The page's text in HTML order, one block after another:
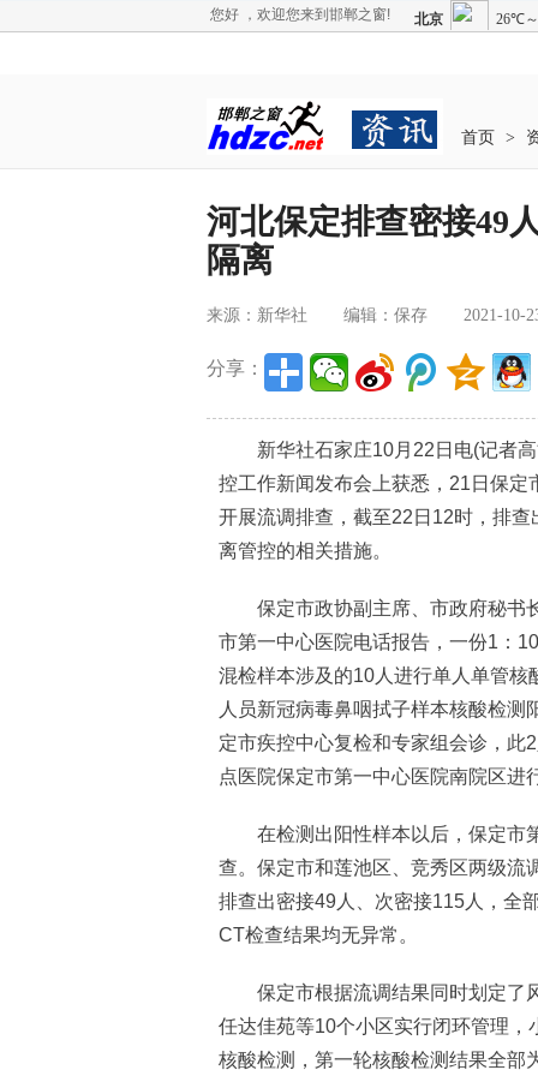
您好 ，欢迎您来到邯郸之窗!
首页 >
河北保定排查密接49
隔离
来源：新华社 编辑：保存 2021-10-
分享：
新华社石家庄10月22日电(记者高
控工作新闻发布会上获悉，21日保
开展流调排查，截至22日12时，排
离管控的相关措施。
保定市政协副主席、市政府秘书
市第一中心医院电话报告，一份1：
混检样本涉及的10人进行单人单管
人员新冠病毒鼻咽拭子样本核酸检
定市疾控中心复检和专家组会诊，此
点医院保定市第一中心医院南院区进
在检测出阳性样本以后，保定市
查。保定市和莲池区、竞秀区两级流
排查出密接49人、次密接115人，全
CT检查结果均无异常。
保定市根据流调结果同时划定了
任达佳苑等10个小区实行闭环管理
核酸检测，第一轮核酸检测结果全部